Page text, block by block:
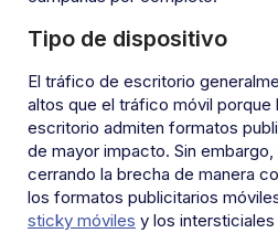
Tipo de dispositivo
El tráfico de escritorio
altos que el tráfico móvil porque
escritorio admiten formatos
de mayor impacto. Sin
cerrando la brecha de manera
los formatos publicitarios
sticky móviles y los intersticiales